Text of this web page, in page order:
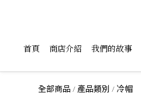
首頁 商店介紹 我們的故事
全部商品 / 產品類別 / 冷帽